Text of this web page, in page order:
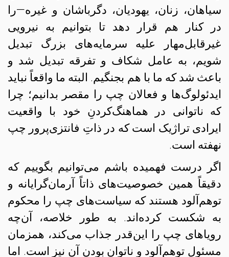
سیاهان، زنان، یهودیان، دگرباشان و غیره—را
در کنار هم قرار دهد تا بتوانیم به نیرویی
غیرقابل‌مهار علیه سرمایه‌های بزرگ تبدیل
شویم، به عامل شکاف و تفرقه تبدیل شد و
باعث شد که ما با هم بجنگیم. البته ما واقعاً نباید
ایدئولوگ‌ها و فعالان چپ را مقصر بدانیم؛ چرا
که ناتوانی در هماهنگ‌کردنِ خود با واقعیت
ایرادی تراژیک است که در ذاتِ فانتزی‌پرور چپ
نهفته است.
اگر درست فهمیده باشم می‌توانیم بگوییم که
دقیقاً همین خصوصیت‌های ذاتاً آرمان‌گرایانه و
توهم‌آلود هستند که سیاست‌های چپ را محکوم
به شکست کرده‌‌اند. به طور خلاصه، آن‌چه
رویاهای چپ را این‌قدر جذاب می‌کند، همزمان
مسئول توهم‌آلود و ناتوان بودن آن نیز است. اما